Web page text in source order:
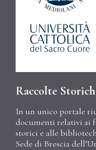
Raccolte
In un unico portale
documenti relativi ai
storici e alle
Sede di Brescia